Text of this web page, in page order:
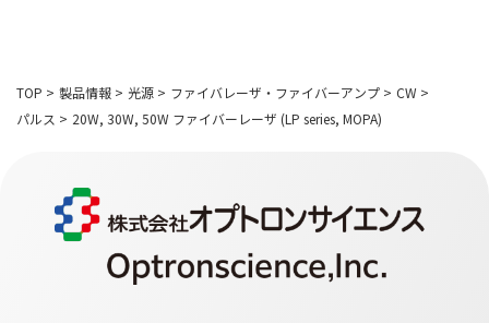
TOP > 製品情報 > 光源 > ファイバレーザ・ファイバーアンプ > CW >
パルス > 20W, 30W, 50W ファイバーレーザ (LP series, MOPA)